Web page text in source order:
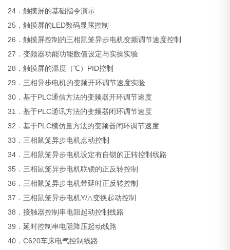
24．触摸屏的基础指令演示
25．触摸屏的LED数码显露控制
26．触摸屏控制的三相鼠笼异步电机变频调节速度控制
27．变频器功能功能数值设定与实操实验
28．触摸屏的温度（℃）PID控制
29．三相异步电机的变频开环调节速度实验
30．基于PLC通信方法的变频器开环调节速度
31．基于PLC通讯方法的变频器闭环调节速度
32．基于PLC模仿量方法的变频器闭环调节速度
33．三相鼠笼异步电机点动控制
34．三相鼠笼异步电机设定有自锁的正转控制线路
35．三相鼠笼异步电机联锁的正反转控制
36．三相鼠笼异步电机带延时正反转控制
37．三相鼠笼异步电机Y/△变换起动控制
38．接触器控制串电阻起动控制线路
39．延时控制串电阻降压起动线路
40．C620车床电气控制线路